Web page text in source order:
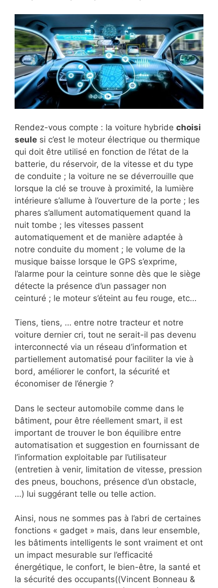
Rendez-vous compte : la voiture hybride choisi
seule si c’est le moteur électrique ou thermique
qui doit être utilisé en fonction de l’état de la
batterie, du réservoir, de la vitesse et du type
de conduite ; la voiture ne se déverrouille que
lorsque la clé se trouve à proximité, la lumière
intérieure s’allume à l’ouverture de la porte ; les
phares s’allument automatiquement quand la
nuit tombe ; les vitesses passent
automatiquement et de manière adaptée à
notre conduite du moment ; le volume de la
musique baisse lorsque le GPS s’exprime,
l’alarme pour la ceinture sonne dès que le siège
détecte la présence d’un passager non
ceinturé ; le moteur s’éteint au feu rouge, etc…
Tiens, tiens, … entre notre tracteur et notre
voiture dernier cri, tout ne serait-il pas devenu
interconnecté via un réseau d’information et
partiellement automatisé pour faciliter la vie à
bord, améliorer le confort, la sécurité et
économiser de l’énergie ?
Dans le secteur automobile comme dans le
bâtiment, pour être réellement smart, il est
important de trouver le bon équilibre entre
automatisation et suggestion en fournissant de
l’information exploitable par l’utilisateur
(entretien à venir, limitation de vitesse, pression
des pneus, bouchons, présence d’un obstacle,
…) lui suggérant telle ou telle action.
Ainsi, nous ne sommes pas à l’abri de certaines
fonctions « gadget » mais, dans leur ensemble,
les bâtiments intelligents le sont vraiment et ont
un impact mesurable sur l’efficacité
énergétique, le confort, le bien-être, la santé et
la sécurité des occupants((Vincent Bonneau &